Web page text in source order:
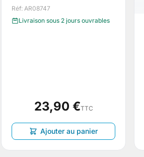
Réf: AR08747
Livraison sous 2 jours ouvrables
23,90 €TTC
Ajouter au panier